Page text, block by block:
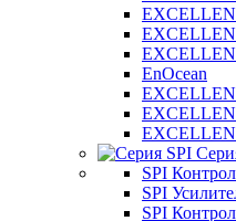
EnOcean
SPI
SPI
SPI